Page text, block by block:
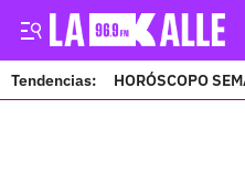
Tendencias: HORÓSCOPO